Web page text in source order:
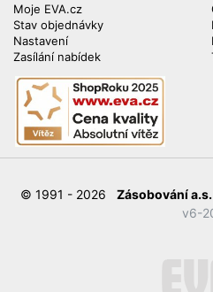
Moje EVA.cz
Stav objednávky
Nastavení
Zasílání nabídek
© 1991 - 2026 Zásobování a.s.
v6-